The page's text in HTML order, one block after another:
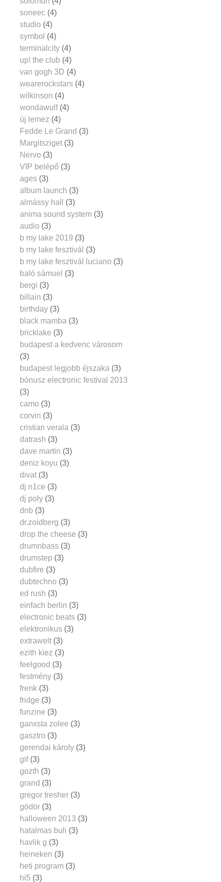
soneec (4)
studio (4)
symbol (4)
terminalcity (4)
up! the club (4)
van gogh 3D (4)
wearerockstars (4)
wilkinson (4)
wondawulf (4)
új lemez (4)
Fedde Le Grand (3)
Margitsziget (3)
Nervo (3)
VIP belépő (3)
ages (3)
album launch (3)
almássy hall
(3)
anima sound system (3)
audio (3)
b my lake 2019 (3)
b my lake fesztivál (3)
b my lake fesztivál luciano (3)
baló sámuel (3)
bergi (3)
billain (3)
birthday (3)
black mamba (3)
bricklake (3)
budapest a kedvenc városom
(3)
budapest legjobb éjszaka (3)
bónusz electronic festival 2013
(3)
camo (3)
corvin (3)
cristian verala (3)
datrash (3)
dave martin (3)
deniz koyu (3)
divat (3)
dj n1ce (3)
dj poly (3)
dnb (3)
dr.zoidberg (3)
drop the cheese (3)
drumnbass (3)
drumstep (3)
dubfire (3)
dubtechno (3)
ed rush (3)
einfach berlin (3)
electronic beats (3)
elektronikus (3)
extrawelt (3)
ezith kiez (3)
feelgood (3)
festmény (3)
frenk (3)
fridge (3)
funzine (3)
ganxsta zolee (3)
gasztro (3)
gerendai károly (3)
gif (3)
gozth (3)
grand (3)
gregor tresher (3)
gödör (3)
halloween 2013 (3)
hatalmas buli (3)
havlik g (3)
heineken (3)
heti program (3)
hi5 (3)